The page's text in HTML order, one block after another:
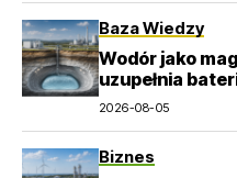
Baza Wiedzy
Wodór jako
uzupełnia
pompowe?
2026-08-05
Biznes